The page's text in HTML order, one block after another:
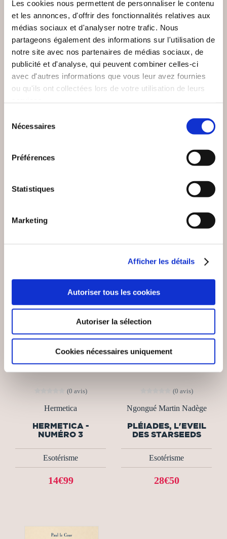
Les cookies nous permettent de personnaliser le contenu
et les annonces, d'offrir des fonctionnalités relatives aux
médias sociaux et d'analyser notre trafic. Nous
partageons également des informations sur l'utilisation de
notre site avec nos partenaires de médias sociaux, de
publicité et d'analyse, qui peuvent combiner celles-ci
avec d'autres informations que vous leur avez fournies
ou qu'ils ont collectées lors de votre utilisation de leurs
Nécessaires
Préférences
Statistiques
Marketing
Afficher les détails
Autoriser tous les cookies
Autoriser la sélection
Cookies nécessaires uniquement
TRAITÉ SUBLIME DE
LA PENSÉE
Esotérisme
(0 avis)
D'EXERCICES DE LA
(0 avis)
Hermetica
HERMETICA -
NUMÉRO 3
Esotérisme
14€99
(0 avis)
Ngongué Martin Nadège
PLÉIADES, L'EVEIL
DES STARSEEDS
Esotérisme
28€50